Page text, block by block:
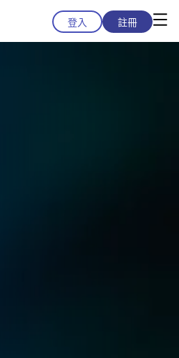
登入 註冊